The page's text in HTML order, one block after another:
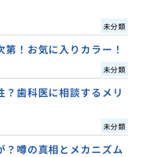
未分類
！お気に入りカラー！
未分類
？歯科医に相談するメリ
未分類
？噂の真相とメカニズム